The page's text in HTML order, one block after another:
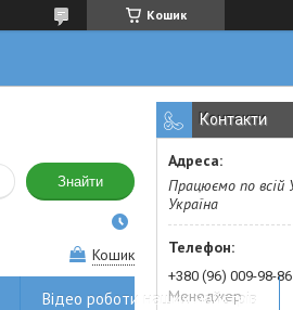
Кошик
Знайти
Кошик
Відео роботи наших майстрів
Контакти
Працюємо по всій
Україна
+380 (96) 009-98-86
Менеджер